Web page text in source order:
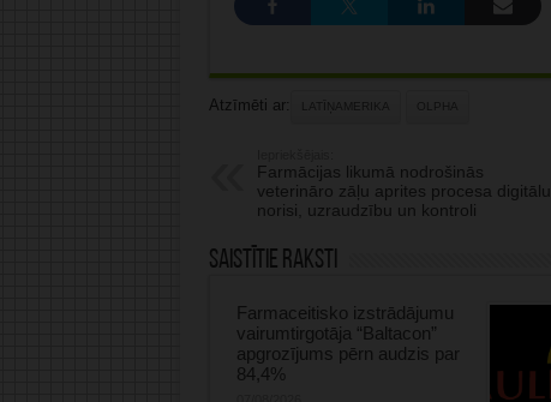
Atzīmēti ar: LATĪŅAMERIKA OLPHA
Farmācijas likumā nodrošinās
veterināro zāļu aprites procesa digitālu
norisi, uzraudzību un kontroli
Saistītie raksti
Farmaceitisko izstrādājumu
vairumtirgotāja “Baltacon”
apgrozījums pērn audzis par
84,4%